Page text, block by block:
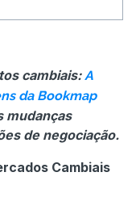
cambiais:A
da Bookmap
mudanças
de negociação.
Cambiais